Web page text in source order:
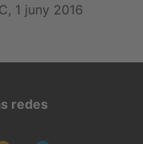
1 juny 2016
redes